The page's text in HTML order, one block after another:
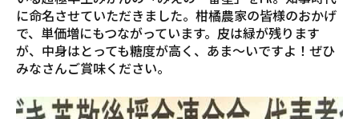
に命名させていただきました。柑橘農家の皆様のおかげ
で、単価増にもつながっています。皮は緑が残ります
が、中身はとっても糖度が高く、あま～いですよ！ぜひ
みなさんご賞味ください。